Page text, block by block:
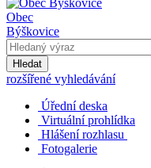
Obec
Býškovice
Hledat
rozšířené vyhledávání
Úřední deska
Virtuální prohlídka
Hlášení rozhlasu
Fotogalerie